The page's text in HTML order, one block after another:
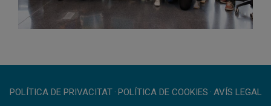
POLÍTICA DE PRIVACITAT · POLÍTICA DE COOKIES · AVÍS LEGAL